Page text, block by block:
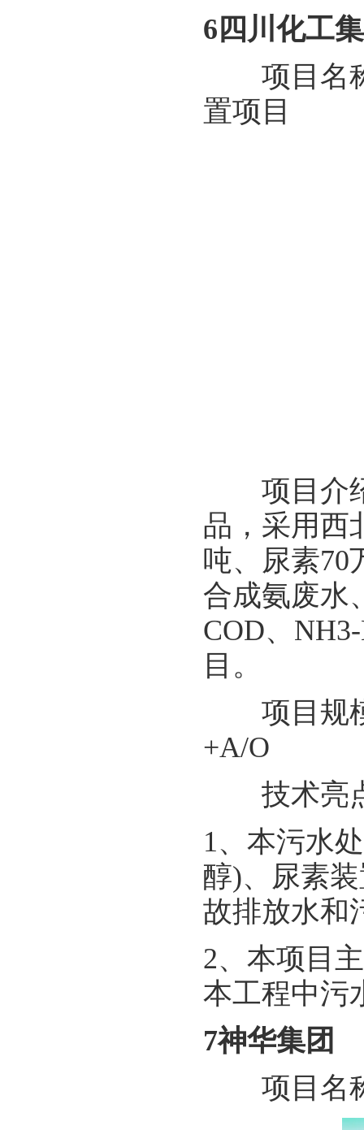
6四川化工
项目名称
置项目
项目介绍
品，采用西
吨、尿素70
合成氨废水
COD、
目。
项目规模
+A/O
技术亮
1、本污水
醇)、尿素
故排放水和
2、本项目
本工程中污
7神华集团
项目名称